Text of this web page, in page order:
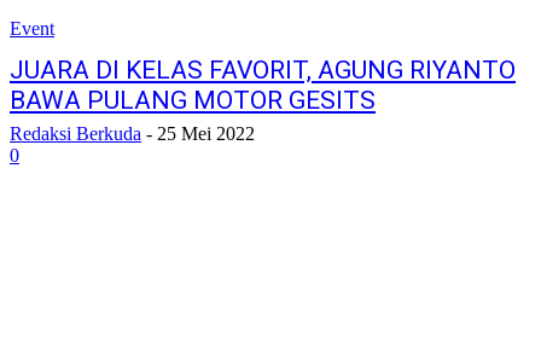
Event
JUARA DI KELAS FAVORIT, AGUNG RIYANTO
BAWA PULANG MOTOR GESITS
Redaksi Berkuda - 25 Mei 2022
0